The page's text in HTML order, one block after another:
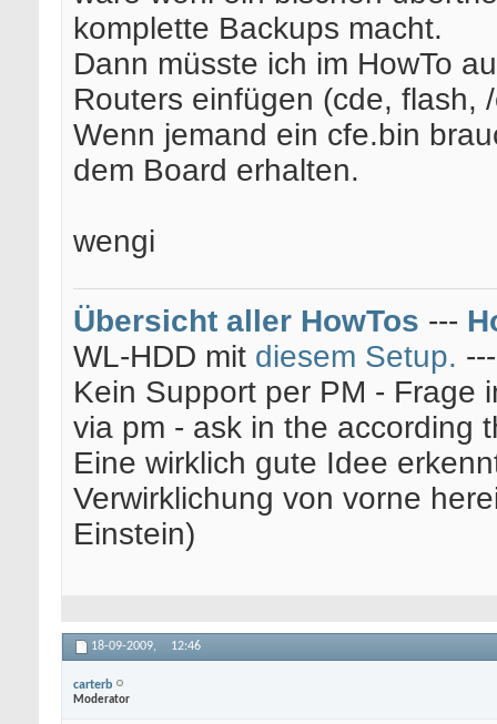
komplette Backups macht.
Dann müsste ich im HowTo
Routers einfügen (cde, flash,
Wenn jemand ein cfe.bin
dem Board erhalten.
wengi
Übersicht aller HowTos ---
WL-HDD mit diesem Setup.
Kein Support per PM - Frage
via pm - ask in the according
Eine wirklich gute Idee
Verwirklichung von vorne
Einstein)
18-09-2009, 12:46
carterb
Moderator